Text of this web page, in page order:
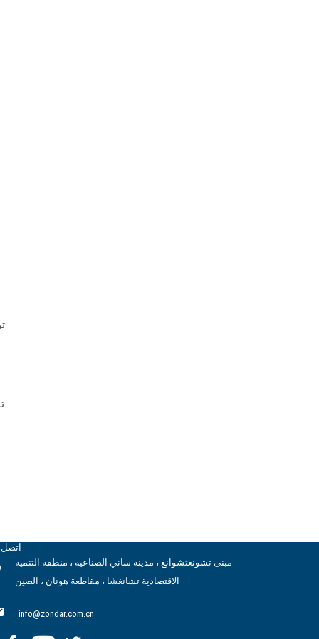
اتصل
مبنى تشونغتشوانغ ، مدينة ساني الصناعية ، منطقة التنمية
الاقتصادية تشانغشا ، مقاطعة هونان ، الصين
info@zondar.com.cn